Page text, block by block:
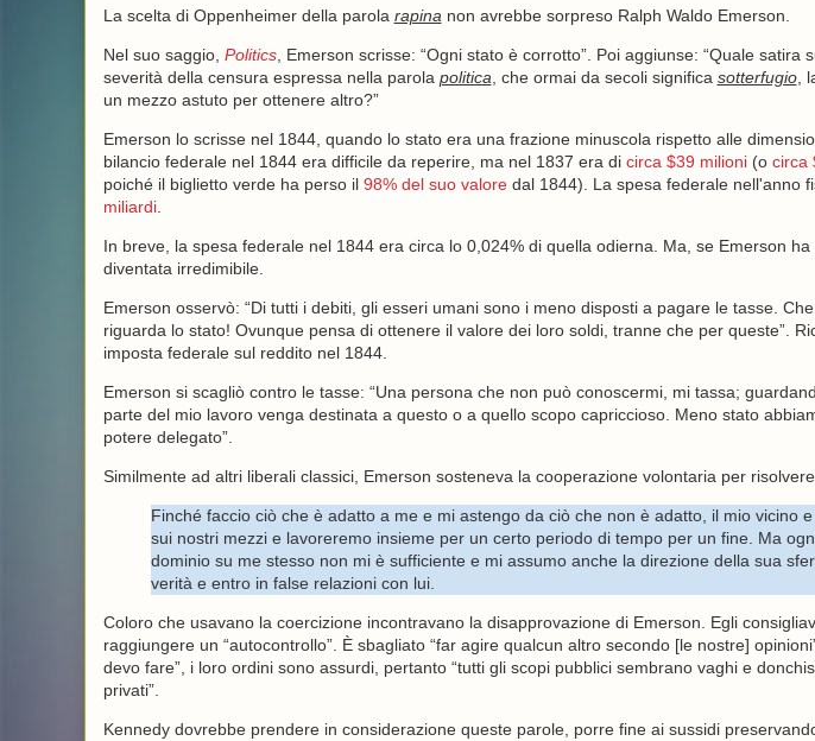
La scelta di Oppenheimer della parola rapina non avrebbe sorpreso Ralph Waldo Emerson.
Nel suo saggio, Politics, Emerson scrisse: “Ogni stato è corrotto”. Poi aggiunse: “Quale satira
severità della censura espressa nella parola politica , che ormai da secoli significa sotterfugio,
un mezzo astuto per ottenere altro?”
Emerson lo scrisse nel 1844, quando lo stato era una frazione minuscola rispetto alle
bilancio federale nel 1844 era difficile da reperire, ma nel 1837 era di circa $39 milioni(o circa
poiché il biglietto verde ha perso il 98% del suo valoredal 1844). La spesa federale nell'anno
miliardi.
In breve, la spesa federale nel 1844 era circa lo 0,024% di quella odierna. Ma, se Emerson
diventata irredimibile.
Emerson osservò: “Di tutti i debiti, gli esseri umani sono i meno disposti a pagare le tasse.
riguarda lo stato! Ovunque pensa di ottenere il valore dei loro soldi, tranne che per queste”.
imposta federale sul reddito nel 1844.
Emerson si scagliò contro le tasse: “Una persona che non può conoscermi, mi tassa;
parte del mio lavoro venga destinata a questo o a quello scopo capriccioso. Meno stato
potere delegato”.
Similmente ad altri liberali classici, Emerson sosteneva la cooperazione volontaria per
Finché faccio ciò che è adatto a me e mi astengo da ciò che non è adatto, il mio vicino
sui nostri mezzi e lavoreremo insieme per un certo periodo di tempo per un fine. Ma
dominio su me stesso non mi è sufficiente e mi assumo anche la direzione della sua
verità e entro in false relazioni con lui.
Coloro che usavano la coercizione incontravano la disapprovazione di Emerson. Egli
raggiungere un “autocontrollo”. È sbagliato “far agire qualcun altro secondo [le nostre]
devo fare”, i loro ordini sono assurdi, pertanto “tutti gli scopi pubblici sembrano vaghi e
privati”.
Kennedy dovrebbe prendere in considerazione queste parole, porre fine ai sussidi